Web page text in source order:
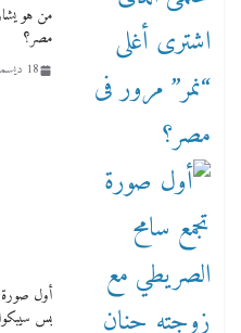
من هو
مصر؟
18 ديسمبر، 2014
أول
بس